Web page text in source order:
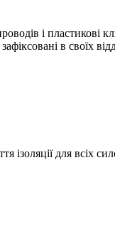
і пластикові
в своїх
для всіх